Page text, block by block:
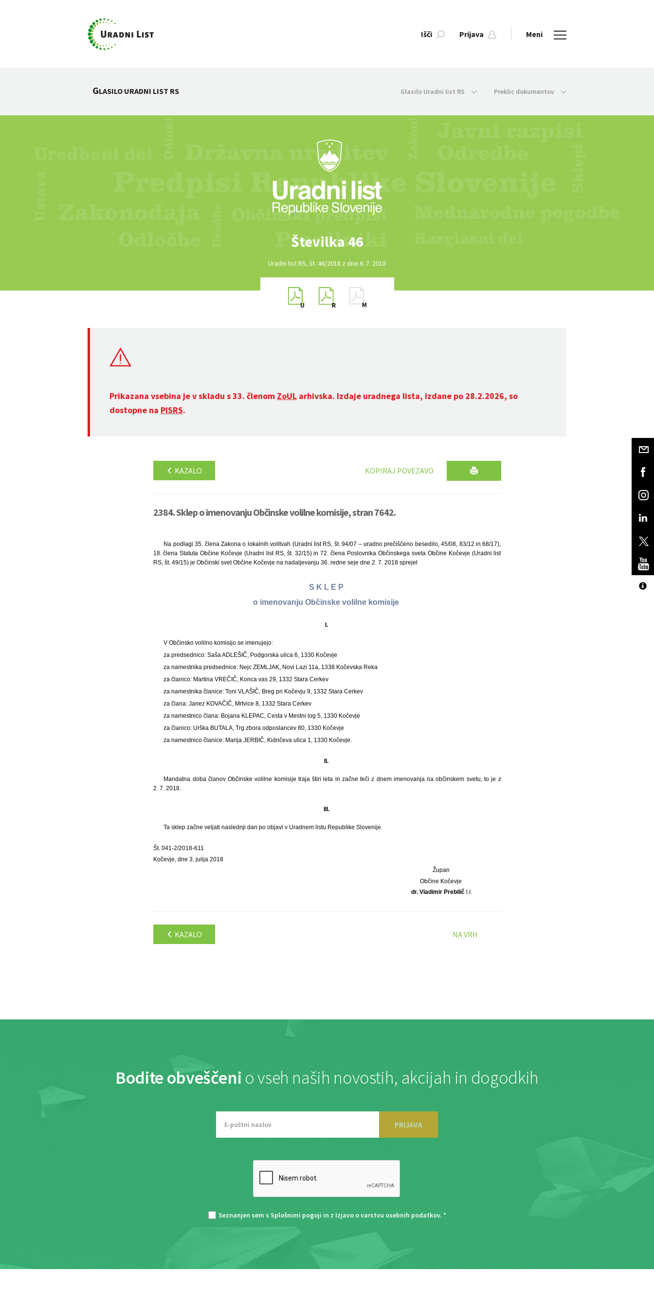
Išči Prijava Meni
GLASILO URADNI LIST RS Glasilo Uradni list RS Preklic dokumentov
Številka 46
Uradni list RS, št. 46/2018 z dne 6. 7. 2018
Prikazana vsebina je v skladu s 33. členom ZoUL arhivska. Izdaje uradnega lista, izdane po 28.2.2026, so
dostopne na PISRS.
KAZALO KOPIRAJ POVEZAVO
2384. Sklep o imenovanju Občinske volilne komisije, stran 7642.
Na podlagi 35. člena Zakona o lokalnih volitvah (Uradni list RS, št. 94/07 – uradno prečiščeno besedilo, 45/08, 83/12 in 68/17),
18. člena Statuta Občine Kočevje (Uradni list RS, št. 32/15) in 72. člena Poslovnika Občinskega sveta Občine Kočevje (Uradni list
RS, št. 49/15) je Občinski svet Občine Kočevje na nadaljevanju 36. redne seje dne 2. 7. 2018 sprejel
S K L E P
o imenovanju Občinske volilne komisije
I.
V Občinsko volilno komisijo se imenujejo:
za predsednico: Saša ADLEŠIČ, Podgorska ulica 6, 1330 Kočevje
za namestnika predsednice: Nejc ZEMLJAK, Novi Lazi 11a, 1338 Kočevska Reka
za članico: Martina VREČIČ, Konca vas 29, 1332 Stara Cerkev
za namestnika članice: Toni VLAŠIČ, Breg pri Kočevju 9, 1332 Stara Cerkev
za člana: Janez KOVAČIČ, Mrtvice 8, 1332 Stara Cerkev
za namestnico člana: Bojana KLEPAC, Cesta v Mestni log 5, 1330 Kočevje
za članico: Urška BUTALA, Trg zbora odposlancev 80, 1330 Kočevje
za namestnico članice: Marija JERBIČ, Kidričeva ulica 1, 1330 Kočevje.
II.
Mandatna doba članov Občinske volilne komisije traja štiri leta in začne teči z dnem imenovanja na občinskem svetu, to je z
2. 7. 2018.
III.
Ta sklep začne veljati naslednji dan po objavi v Uradnem listu Republike Slovenije.
Št. 041-2/2018-611
Kočevje, dne 3. julija 2018
Župan
Občine Kočevje
dr. Vladimir Prebilič l.r.
KAZALO NA VRH
Bodite obveščeni o vseh naših novostih, akcijah in dogodkih
PRIJAVA
Seznanjen sem s Splošnimi pogoji in z Izjavo o varstvu osebnih podatkov. *